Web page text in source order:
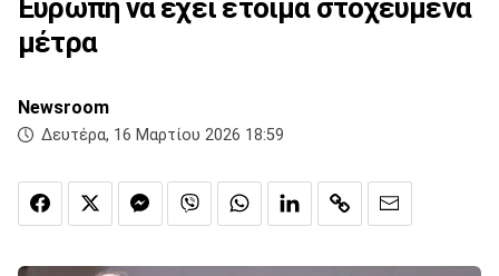
Ευρώπη να έχει έτοιμα στοχευμένα
μέτρα
Newsroom
Δευτέρα, 16 Μαρτίου 2026 18:59